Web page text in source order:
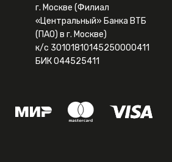
г. Москве (Филиал
«Центральный» Банка ВТБ
(ПАО) в г. Москве)
к/с 30101810145250000411
БИК 044525411